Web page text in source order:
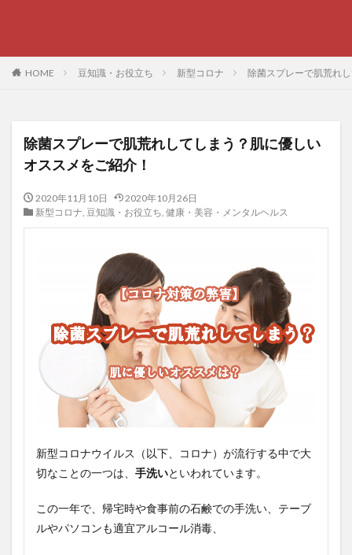
HOME 豆知識・お役立ち 新型コロナ 除菌スプレーで肌荒れ
除菌スプレーで肌荒れしてしまう？肌に優しい
オススメをご紹介！
2020年11月10日
2020年10月26日
新型コロナ, 豆知識・お役立ち, 健康・美容・メンタルヘルス
新型コロナウイルス（以下、コロナ）が流行する中で大
切なことの一つは、 手洗いといわれています。
この一年で、帰宅時や食事前の石鹸での手洗い、テーブ
ルやパソコンも適宜アルコール消毒、